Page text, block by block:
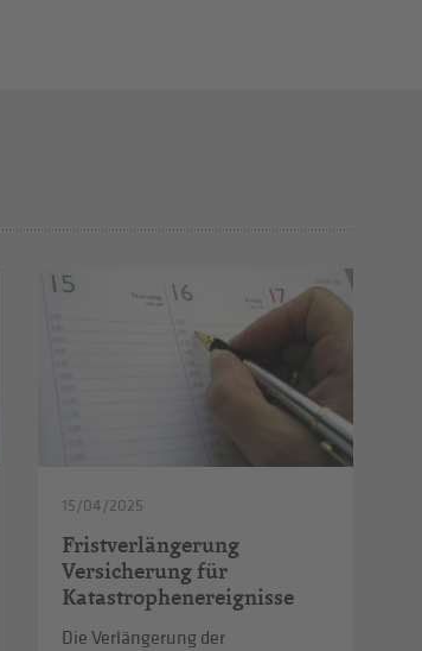
15/04/2025
Fristverlängerung
Versicherung für
Katastrophenereignisse
Die Verlängerung der